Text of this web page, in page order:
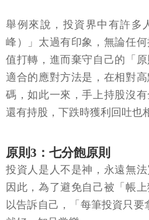
舉例來說，投資界中有許多
峰）」太過有印象，無論任
值打轉，進而棄守自己的「
適合的應對方法是，在相對
碼，如此一來，手上持股沒
還有持股，下跌時獲利回吐也
原則3：七分飽原則
投資人是人不是神，永遠無法
因此，為了避免自己被「帳
以告訴自己，「每筆投資只要